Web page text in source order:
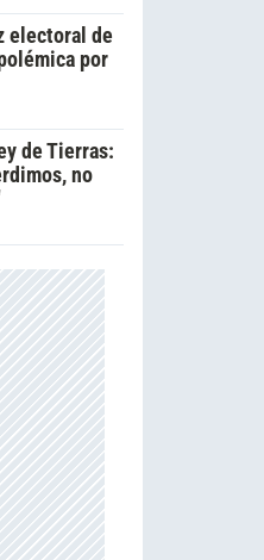
electoral de
por
de Tierras:
no